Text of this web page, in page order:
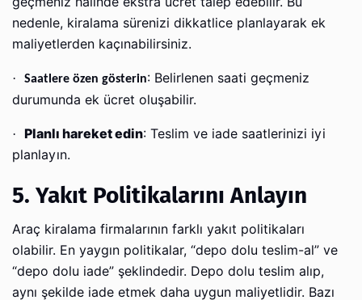
nedenle, kiralama sürenizi dikkatlice planlayarak ek
maliyetlerden kaçınabilirsiniz.
· Saatlere özen gösterin: Belirlenen saati geçmeniz
durumunda ek ücret oluşabilir.
· Planlı hareket edin: Teslim ve iade saatlerinizi iyi
planlayın.
5. Yakıt Politikalarını Anlayın
Araç kiralama firmalarının farklı yakıt politikaları
olabilir. En yaygın politikalar, “depo dolu teslim-al” ve
“depo dolu iade” şeklindedir. Depo dolu teslim alıp,
aynı şekilde iade etmek daha uygun maliyetlidir. Bazı